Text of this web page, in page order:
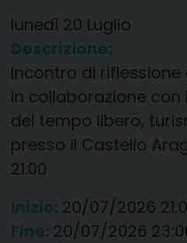
lunedì 20 Luglio
Descrizione:
Incontro di
in collaborazione con
del tempo libero,
presso il Castello
21.00
Inizio: 20/07/2026
Fine: 20/07/2026